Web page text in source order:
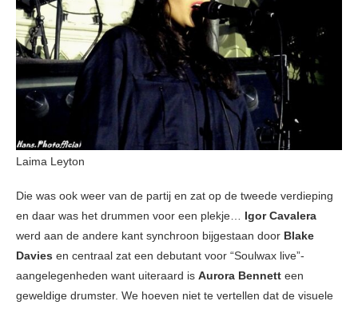
Laima Leyton
Die was ook weer van de partij en zat op de tweede verdieping
en daar was het drummen voor een plekje… Igor Cavalera
werd aan de andere kant synchroon bijgestaan door Blake
Davies en centraal zat een debutant voor “Soulwax live”-
aangelegenheden want uiteraard is Aurora Bennett een
geweldige drumster. We hoeven niet te vertellen dat de visuele